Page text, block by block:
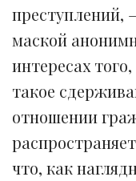
преступлений,
маской
интересах
такое
отношении
что, как